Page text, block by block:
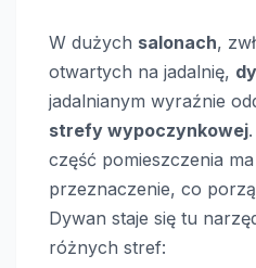
W dużych salonach,
otwartych na jadalnię,
jadalnianym wyraźnie
strefy wypoczynkowej
część pomieszczenia
przeznaczenie, co
Dywan staje się tu
różnych stref: